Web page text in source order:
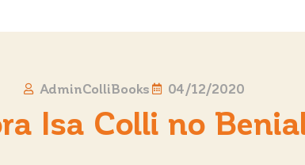
AdminColliBooks 04/12/2020
Isa Colli no